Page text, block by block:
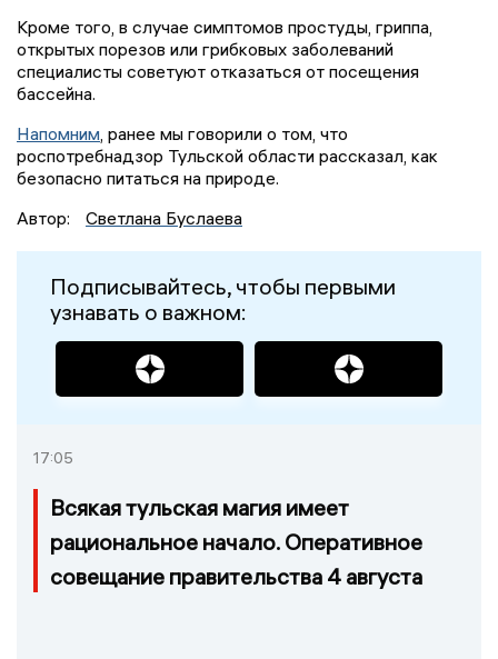
Кроме того, в случае симптомов простуды, гриппа,
открытых порезов или грибковых заболеваний
специалисты советуют отказаться от посещения
бассейна.
Напомним, ранее мы говорили о том, что
роспотребнадзор Тульской области рассказал, как
безопасно питаться на природе.
Автор:
Светлана Буслаева
Подписывайтесь, чтобы первыми
узнавать о важном:
17:05
Всякая тульская магия имеет
рациональное начало. Оперативное
совещание правительства 4 августа